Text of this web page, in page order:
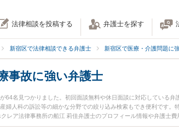
法律相談を投稿する 弁護士を探す
新宿区で法律相談できる弁護士 新宿区で医療・介護問題に
事故に強い弁護士
64名見つかりました。初回面談無料や休日面談に対応している
婦人科の訴訟等の細かな分野での絞り込み検索もでき便利です
レア法律事務所の船江 莉佳弁護士のプロフィール情報や弁護士
ぐに弁護士に相談したい』『検査ミスによる医療事故のトラブル